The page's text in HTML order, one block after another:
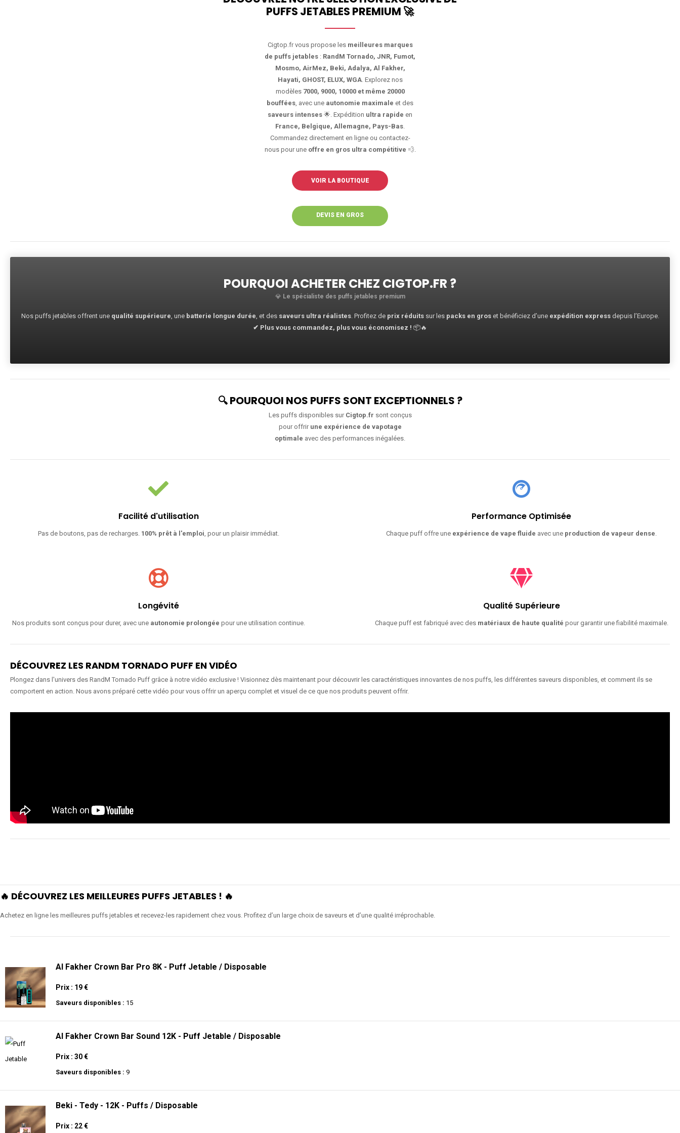
PUFFS JETABLES PREMIUM 🚀
Cigtop.fr vous propose les meilleures marques
de puffs jetables : RandM Tornado, JNR, Fumot,
Mosmo, AirMez, Beki, Adalya, Al Fakher,
Hayati, GHOST, ELUX, WGA. Explorez nos
modèles 7000, 9000, 10000 et même 20000
bouffées, avec une autonomie maximale et des
saveurs intenses 🌟. Expédition ultra rapide en
France, Belgique, Allemagne, Pays-Bas.
Commandez directement en ligne ou contactez-
nous pour une offre en gros ultra compétitive 💨.
VOIR LA BOUTIQUE
DEVIS EN GROS
POURQUOI ACHETER CHEZ CIGTOP.FR ?
💎 Le spécialiste des puffs jetables premium
Nos puffs jetables offrent une qualité supérieure, une batterie longue durée, et des saveurs ultra réalistes. Profitez de prix réduitssur les packs en groset bénéficiez d’une expédition expressdepuis l’Europe.
✔ Plus vous commandez, plus vous économisez ! 📦🔥
🔍POURQUOI NOS PUFFS SONT EXCEPTIONNELS ?
Les puffs disponibles sur Cigtop.fr sont conçus
pour offrir une expérience de vapotage
optimale avec des performances inégalées.
Facilité d'utilisation
Pas de boutons, pas de recharges. 100% prêt à l'emploi, pour un plaisir immédiat.
Performance Optimisée
Chaque puff offre une expérience de vape fluide avec une production de vapeur dense.
Longévité
Nos produits sont conçus pour durer, avec une autonomie prolongée pour une utilisation continue.
Qualité Supérieure
Chaque puff est fabriqué avec des matériaux de haute qualité pour garantir une fiabilité maximale.
DÉCOUVREZ LES RANDM TORNADO PUFF EN VIDÉO
Plongez dans l'univers des RandM Tornado Puff grâce à notre vidéo exclusive ! Visionnez dès maintenant pour découvrir les caractéristiques innovantes de nos puffs, les différentes saveurs disponibles, et comment ils se
comportent en action. Nous avons préparé cette vidéo pour vous offrir un aperçu complet et visuel de ce que nos produits peuvent offrir.
🔥 DÉCOUVREZ LES MEILLEURES PUFFS JETABLES ! 🔥
Achetez en ligne les meilleures puffs jetables et recevez-les rapidement chez vous. Profitez d’un large choix de saveurs et d’une qualité irréprochable.
Al Fakher Crown Bar Pro 8K - Puff Jetable / Disposable
Prix : 19 €
Saveurs disponibles : 15
Al Fakher Crown Bar Sound 12K - Puff Jetable / Disposable
Prix : 30 €
Saveurs disponibles : 9
Beki - Tedy - 12K - Puffs / Disposable
Prix : 22 €